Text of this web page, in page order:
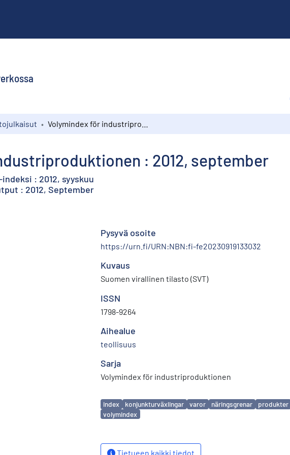
: 2012, september
: 2012, syyskuu
: 2012, September
Pysyvä osoite
https://urn.fi/URN:NBN:fi-fe20230919133032
Kuvaus
Suomen virallinen tilasto (SVT)
ISSN
1798-9264
Aihealue
teollisuus
Sarja
Volymindex för industriproduktionen
Avainsanat
index konjunkturväxlingar varor näringsgrenar produkter
volymindex
Tietueen kaikki tiedot